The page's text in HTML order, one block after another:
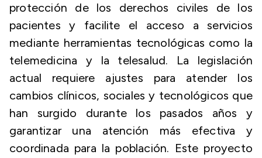
protección de los derechos civiles de los
pacientes y facilite el acceso a servicios
mediante herramientas tecnológicas como la
telemedicina y la telesalud. La legislación
actual requiere ajustes para atender los
cambios clínicos, sociales y tecnológicos que
han surgido durante los pasados años y
garantizar una atención más efectiva y
coordinada para la población. Este proyecto